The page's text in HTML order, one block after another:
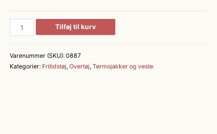
CORE
termojakke
dame
Tilføj til kurv
Varenummer (SKU): 0887
Kategorier: Fritidstøj, Overtøj, Termojakker og veste